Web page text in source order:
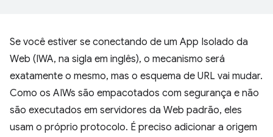
Se você estiver se conectando de um App Isolado da
Web (IWA, na sigla em inglês), o mecanismo será
exatamente o mesmo, mas o esquema de URL vai mudar.
Como os AIWs são empacotados com segurança e não
são executados em servidores da Web padrão, eles
usam o próprio protocolo. É preciso adicionar a origem